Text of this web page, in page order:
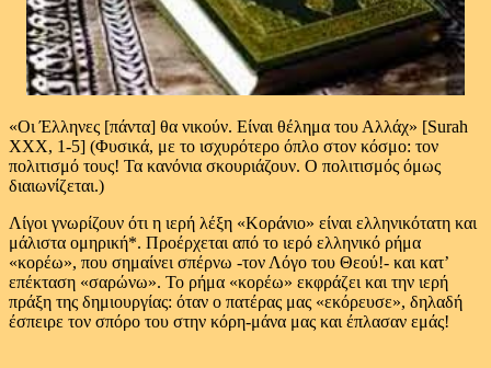
«Οι Έλληνες [πάντα] θα νικούν. Είναι θέλημα του Αλλάχ» [Surah
ΧΧΧ, 1-5] (Φυσικά, με το ισχυρότερο όπλο στον κόσμο: τον
πολιτισμό τους! Τα κανόνια σκουριάζουν. Ο πολιτισμός όμως
διαιωνίζεται.)
Λίγοι γνωρίζουν ότι η ιερή λέξη «Κοράνιο» είναι ελληνικότατη και
μάλιστα ομηρική*. Προέρχεται από το ιερό ελληνικό ρήμα
«κορέω», που σημαίνει σπέρνω -τον Λόγο του Θεού!- και κατ’
επέκταση «σαρώνω». Το ρήμα «κορέω» εκφράζει και την ιερή
πράξη της δημιουργίας: όταν ο πατέρας μας «εκόρευσε», δηλαδή
έσπειρε τον σπόρο του στην κόρη-μάνα μας και έπλασαν εμάς!